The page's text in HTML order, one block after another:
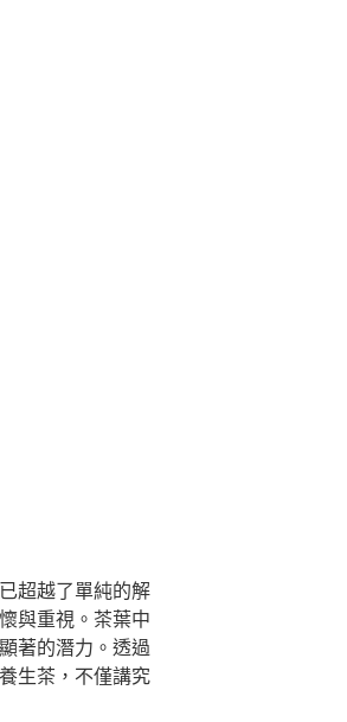
超越了單純的解
與重視。茶葉中
著的潛力。透過
生茶，不僅講究